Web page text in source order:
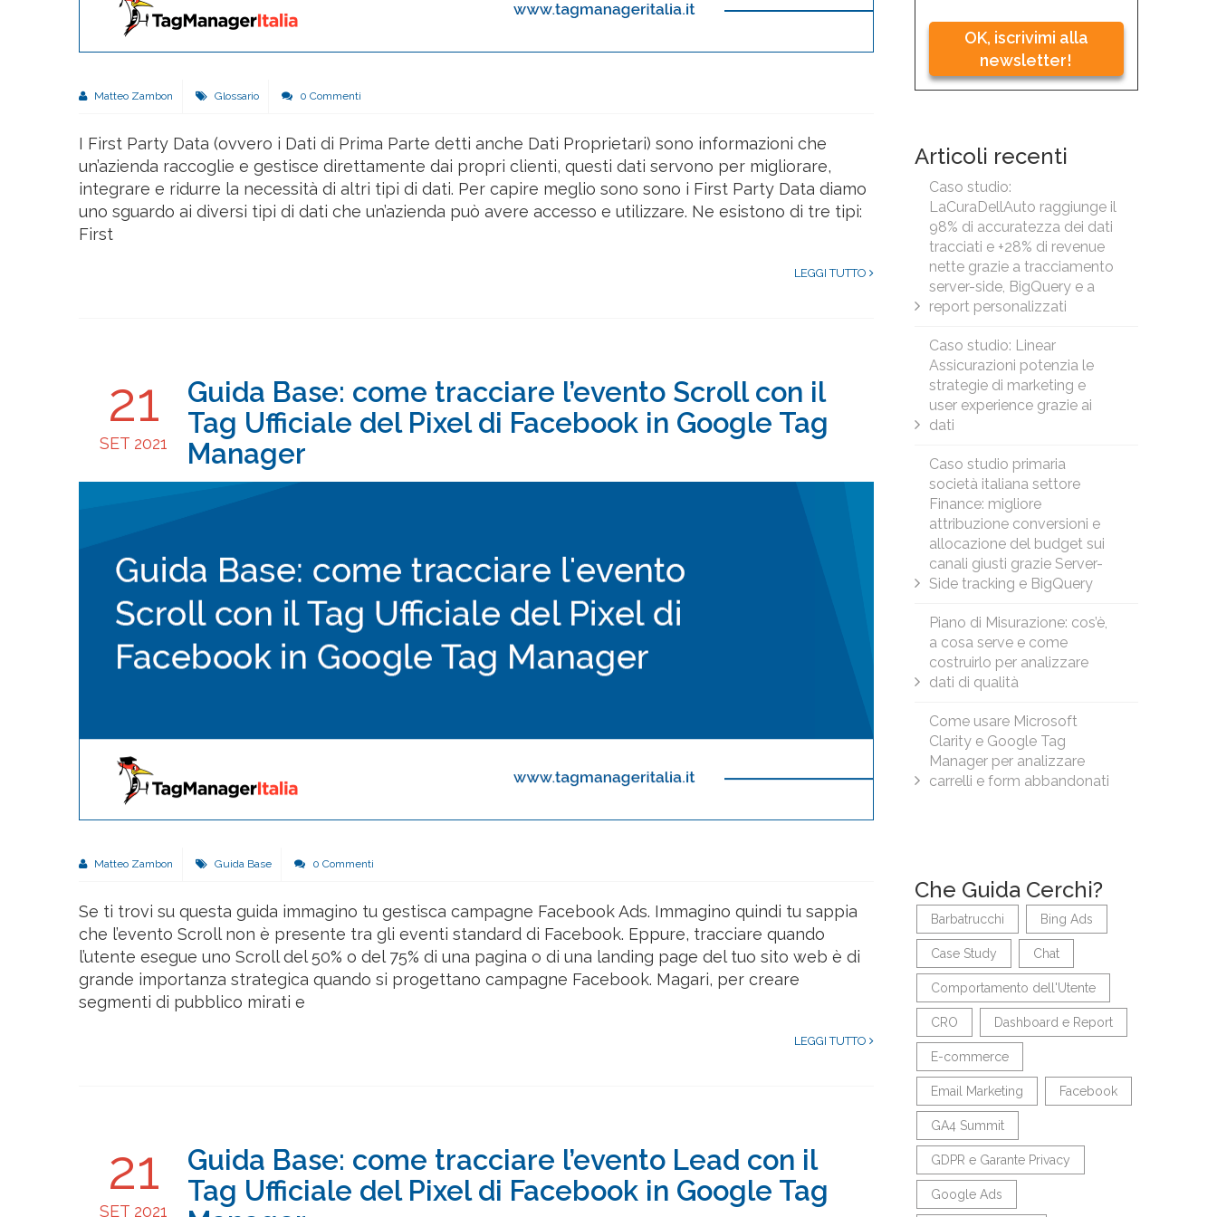
Matteo Zambon Glossario 0 Commenti
I First Party Data (ovvero i Dati di Prima Parte detti anche Dati Proprietari) sono informazioni che
un’azienda raccoglie e gestisce direttamente dai propri clienti, questi dati servono per migliorare,
integrare e ridurre la necessità di altri tipi di dati. Per capire meglio sono sono i First Party Data diamo
uno sguardo ai diversi tipi di dati che un’azienda può avere accesso e utilizzare. Ne esistono di tre tipi:
First
LEGGI TUTTO
21
SET 2021
Guida Base: come tracciare l’evento Scroll con il
Tag Ufficiale del Pixel di Facebook in Google Tag
Manager
Matteo Zambon Guida Base 0 Commenti
Se ti trovi su questa guida immagino tu gestisca campagne Facebook Ads. Immagino quindi tu sappia
che l’evento Scroll non è presente tra gli eventi standard di Facebook. Eppure, tracciare quando
l’utente esegue uno Scroll del 50% o del 75% di una pagina o di una landing page del tuo sito web è di
grande importanza strategica quando si progettano campagne Facebook. Magari, per creare
segmenti di pubblico mirati e
LEGGI TUTTO
21
SET 2021
Guida Base: come tracciare l’evento Lead con il
Tag Ufficiale del Pixel di Facebook in Google Tag
OK, iscrivimi alla
newsletter!
Articoli recenti
Caso studio:
LaCuraDellAuto raggiunge il
98% di accuratezza dei dati
tracciati e +28% di revenue
nette grazie a tracciamento
server-side, BigQuery e a
report personalizzati
Caso studio: Linear
Assicurazioni potenzia le
strategie di marketing e
user experience grazie ai
dati
Caso studio primaria
società italiana settore
Finance: migliore
attribuzione conversioni e
allocazione del budget sui
canali giusti grazie Server-
Side tracking e BigQuery
Piano di Misurazione: cos’è,
a cosa serve e come
costruirlo per analizzare
dati di qualità
Come usare Microsoft
Clarity e Google Tag
Manager per analizzare
carrelli e form abbandonati
Che Guida Cerchi?
Barbatrucchi Bing Ads
Case Study Chat
Comportamento dell'Utente
CRO Dashboard e Report
E-commerce
Email Marketing Facebook
GA4 Summit
GDPR e Garante Privacy
Google Ads